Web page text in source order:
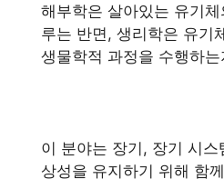
해부학은 살아있는 유기
루는 반면, 생리학은 유기
생물학적 과정을 수행하
이 분야는 장기, 장기 시
상성을 유지하기 위해 함